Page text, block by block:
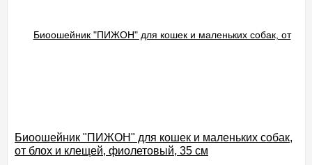
Биоошейник "ПИЖОН" для кошек и маленьких собак,
от блох и клещей, фиолетовый, 35 см